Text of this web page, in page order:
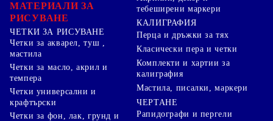
МАТЕРИАЛИ ЗА
РИСУВАНЕ
ЧЕТКИ ЗА РИСУВАНЕ
Четки за акварел, туш ,
мастила
Четки за масло, акрил и
темпера
Четки универсални и
крафтърски
Четки за фон, лак, грунд и
тебеширени маркери
КАЛИГРАФИЯ
Перца и дръжки за тях
Класически пера и четки
Комплекти и хартии за
калиграфия
Мастила, писалки, маркери
ЧЕРТАНЕ
Рапидографи и пергели